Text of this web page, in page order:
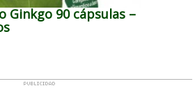
Ginkgo 90 cápsulas –